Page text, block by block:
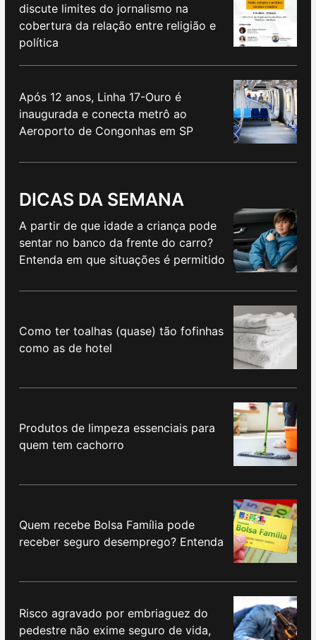
discute limites do jornalismo na
cobertura da relação entre religião e
política
Após 12 anos, Linha 17-Ouro é
inaugurada e conecta metrô ao
Aeroporto de Congonhas em SP
DICAS DA SEMANA
A partir de que idade a criança pode
sentar no banco da frente do carro?
Entenda em que situações é permitido
Como ter toalhas (quase) tão fofinhas
como as de hotel
Produtos de limpeza essenciais para
quem tem cachorro
Quem recebe Bolsa Família pode
receber seguro desemprego? Entenda
Risco agravado por embriaguez do
pedestre não exime seguro de vida,